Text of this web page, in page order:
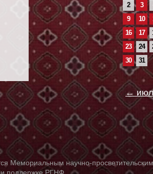
2
3
9
10
16
17
23
24
30
31
←
научно-